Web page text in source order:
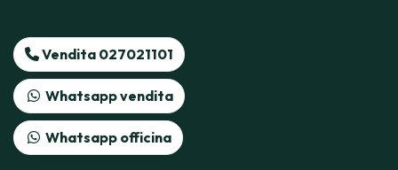
Vendita 027021101
Whatsapp vendita
Whatsapp officina